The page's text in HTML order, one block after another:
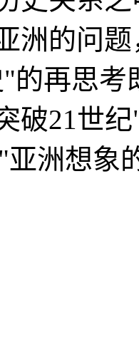
洲的问
的再思考
破21世
亚洲想象